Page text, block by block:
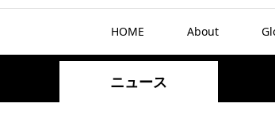
HOME About
ニュース